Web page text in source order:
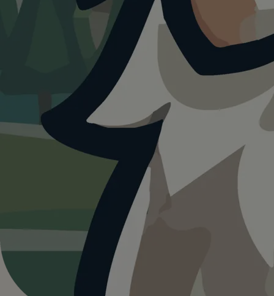
ATTRAKTION
Deutschland Bayern
Heute istein guter Tag
14°C und sonnig. Ein guter Tag für einen
Wetterdaten: OpenWeatherMap